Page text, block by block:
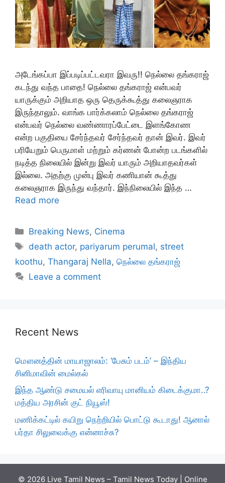
அடேங்கப்பா இப்படிப்பட்டவரா இவரு!! நெல்லை தங்கராஜ்
கடந்து வந்த பாதை! நெல்லை தங்கராஜ் என்பவர்
யாருக்கும் அறியாத ஒரு தெருக்கூத்து கலைஞராக
இருந்தாலும். வாங்க பார்க்கலாம் நெல்லை தங்கராஜ்
என்பவர் நெல்லை வண்ணாரப்பேட்டை இளங்கோண
என்ற பகுதியை சேர்ந்தவர் சேர்ந்தவர் தான் இவர். இவர்
பரியேறும் பெருமாள் மற்றும் கர்ணன் போன்ற படங்களில்
நடித்த நிலையில் இன்று இவர் யாரும் அறியாதவர்கள்
இல்லை. அதற்கு முன்பு இவர் கணியான் கூத்து
கலைஞராக இருந்து வந்தார். இந்நிலையில் இந்த …
Read more
Categories
Breaking News, Cinema
Tags
death actor, pariyarum perumal, street
koothu, Thangaraj Nella, நெல்லை தங்கராஜ்
Leave a comment
Recent News
மௌனத்தின் மாயாஜாலம்: ‘பேசும் படம்’ – இந்திய
சினிமாவின் மைல்கல்
இந்த ஆண்டு சமையல் எரிவாயு மானியம் கிடைக்குமா..?
மத்திய அரசின் குட் நியூஸ்!
மணிக்கட்டில் கயிறு நெற்றியில் பொட்டு கூடாது! ஆனால்
பர்தா சிலுவைக்கு என்னாச்சு?
© 2026 Live Tamil News – Tamil News Today | Online